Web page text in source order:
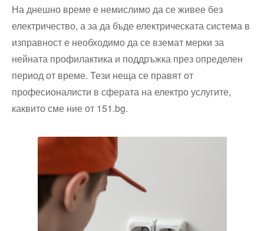
На днешно време е немислимо да се живее без
електричество, а за да бъде електрическата система в
изправност е необходимо да се вземат мерки за
нейната профилактика и поддръжка през определен
период от време. Тези неща се правят от
професионалисти в сферата на електро услугите,
каквито сме ние от 151.bg.